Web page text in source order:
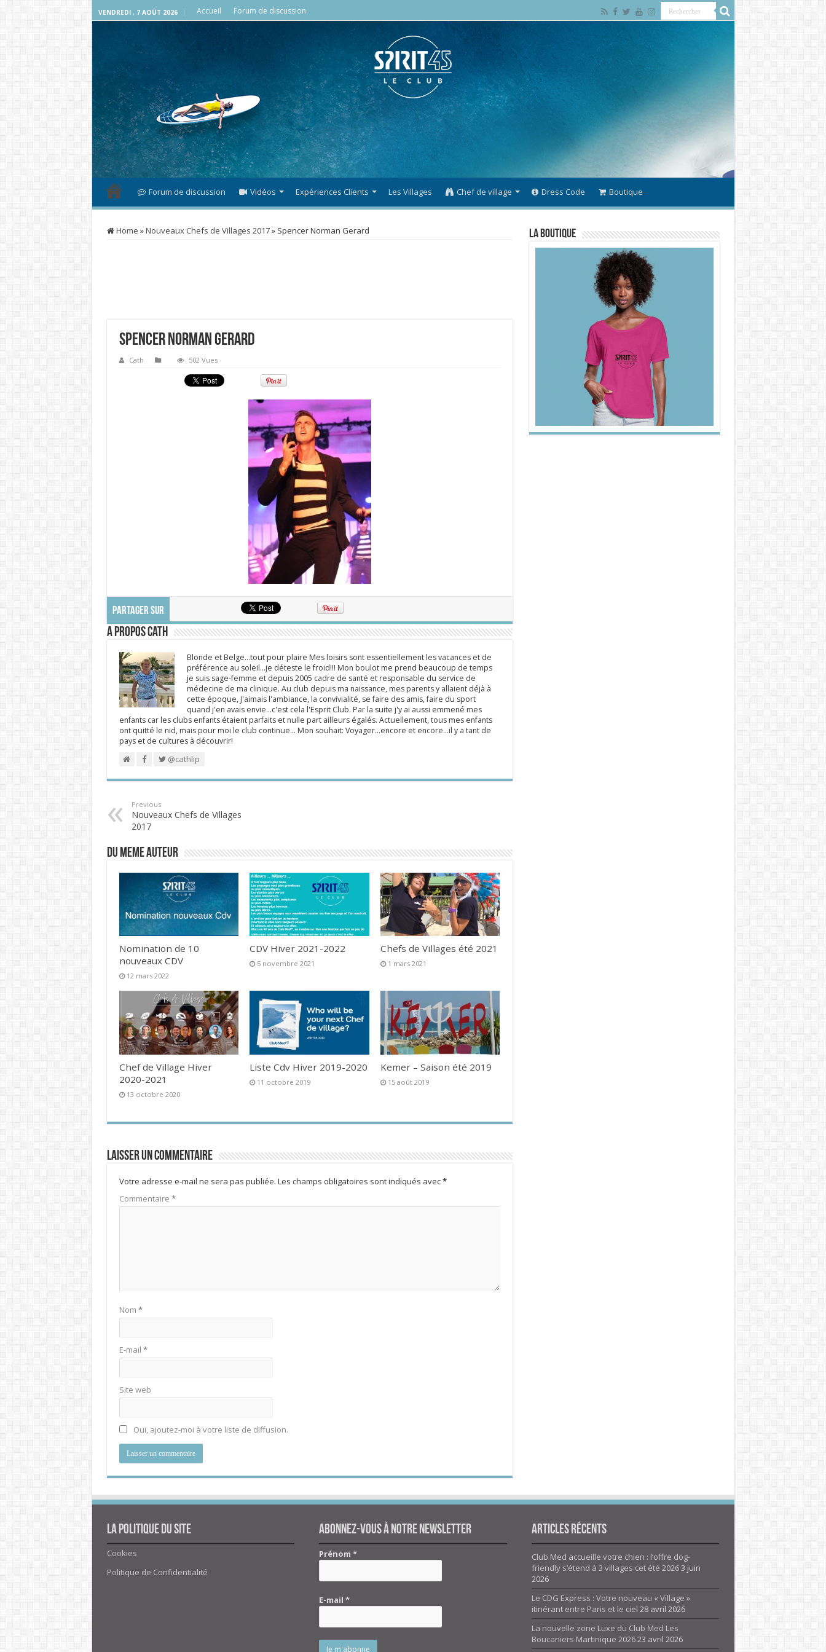
VENDREDI , 7 AOÛT 2026 Accueil Forum de discussion
Forum de discussion Vidéos Expériences Clients Les Villages Chef de village Dress Code Boutique
Home »Nouveaux Chefs de Villages 2017» Spencer Norman Gerard
Spencer Norman Gerard
Cath 502 Vues
PARTAGER SUR
A propos Cath
Blonde et Belge...tout pour plaire Mes loisirs sont essentiellement les vacances et de
préférence au soleil...je déteste le froid!!! Mon boulot me prend beaucoup de temps
je suis sage-femme et depuis 2005 cadre de santé et responsable du service de
médecine de ma clinique. Au club depuis ma naissance, mes parents y allaient déjà à
cette époque, J'aimais l'ambiance, la convivialité, se faire des amis, faire du sport
quand j'en avais envie...c'est cela l'Esprit Club. Par la suite j'y ai aussi emmené mes
enfants car les clubs enfants étaient parfaits et nulle part ailleurs égalés. Actuellement, tous mes enfants
ont quitté le nid, mais pour moi le club continue... Mon souhait: Voyager...encore et encore...il y a tant de
pays et de cultures à découvrir!
@cathlip
Previous
Nouveaux Chefs de Villages
2017
DU MEME AUTEUR
Nomination de 10
nouveaux CDV
12 mars 2022
CDV Hiver 2021-2022
5 novembre 2021
Chefs de Villages été 2021
1 mars 2021
Chef de Village Hiver
2020-2021
13 octobre 2020
Liste Cdv Hiver 2019-2020
11 octobre 2019
Kemer – Saison été 2019
15 août 2019
Laisser un commentaire
Votre adresse e-mail ne sera pas publiée. Les champs obligatoires sont indiqués avec*
Commentaire *
Nom *
E-mail *
Site web
Oui, ajoutez-moi à votre liste de diffusion.
La Boutique
La politique du site
Cookies
Politique de Confidentialité
Abonnez-vous à notre newsletter
Prénom*
E-mail*
Articles Récents
Club Med accueille votre chien : l’offre dog-
friendly s’étend à 3 villages cet été 20263 juin
2026
Le CDG Express : Votre nouveau « Village »
itinérant entre Paris et le ciel 28 avril 2026
La nouvelle zone Luxe du Club Med Les
Boucaniers Martinique 202623 avril 2026